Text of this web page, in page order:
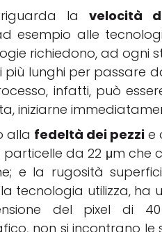
riguarda lavelocità
esempio alle
richiedono, ad ogni
più lunghi per passare
infatti, può
iniziarne
alla fedeltà dei pezzi e
particelle da 22 μm
e la rugosità
la tecnologia utilizza, ha
del pixel di
non si incontrano le